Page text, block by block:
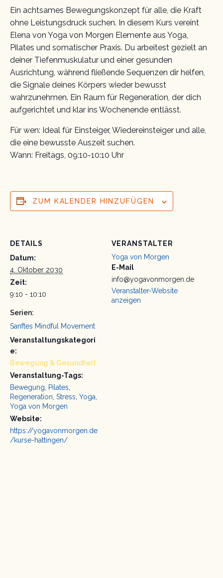
Ein achtsames Bewegungskonzept für alle, die Kraft
ohne Leistungsdruck suchen. In diesem Kurs vereint
Elena von Yoga von Morgen Elemente aus Yoga,
Pilates und somatischer Praxis. Du arbeitest gezielt an
deiner Tiefenmuskulatur und einer gesunden
Ausrichtung, während fließende Sequenzen dir helfen,
die Signale deines Körpers wieder bewusst
wahrzunehmen. Ein Raum für Regeneration, der dich
aufgerichtet und klar ins Wochenende entlässt.
Für wen: Ideal für Einsteiger, Wiedereinsteiger und alle,
die eine bewusste Auszeit suchen.
Wann: Freitags, 09:10-10:10 Uhr
ZUM KALENDER HINZUFÜGEN
DETAILS
Datum:
4. Oktober 2030
Zeit:
9:10 - 10:10
Serien:
Sanftes Mindful Movement
Veranstaltungskategori
e:
Bewegung & Gesundheit
Veranstaltung-Tags:
Bewegung, Pilates,
Regeneration, Stress, Yoga,
Yoga von Morgen
Website:
https://yogavonmorgen.de
/kurse-hattingen/
VERANSTALTER
Yoga von Morgen
E-Mail
info@yogavonmorgen.de
Veranstalter-Website
anzeigen